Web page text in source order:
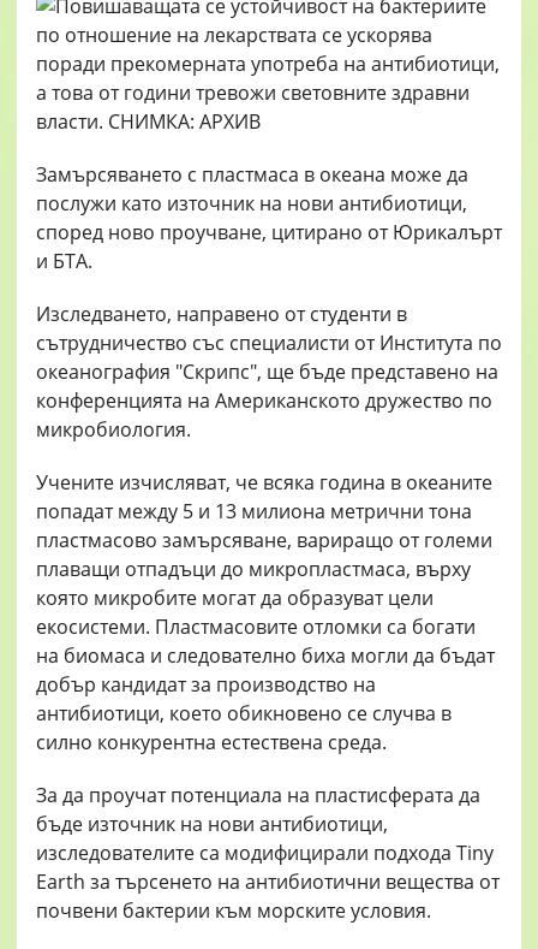
Замърсяването с пластмаса в океана може да
послужи като източник на нови антибиотици,
според ново проучване, цитирано от Юрикалърт
и БТА.
Изследването, направено от студенти в
сътрудничество със специалисти от Института по
океанография "Скрипс", ще бъде представено на
конференцията на Американското дружество по
микробиология.
Учените изчисляват, че всяка година в океаните
попадат между 5 и 13 милиона метрични тона
пластмасово замърсяване, вариращо от големи
плаващи отпадъци до микропластмаса, върху
която микробите могат да образуват цели
екосистеми. Пластмасовите отломки са богати
на биомаса и следователно биха могли да бъдат
добър кандидат за производство на
антибиотици, което обикновено се случва в
силно конкурентна естествена среда.
За да проучат потенциала на пластисферата да
бъде източник на нови антибиотици,
изследователите са модифицирали подхода Tiny
Earth за търсенето на антибиотични вещества от
почвени бактерии към морските условия.